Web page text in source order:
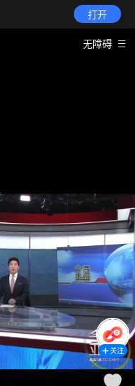
打开
无障碍
关注